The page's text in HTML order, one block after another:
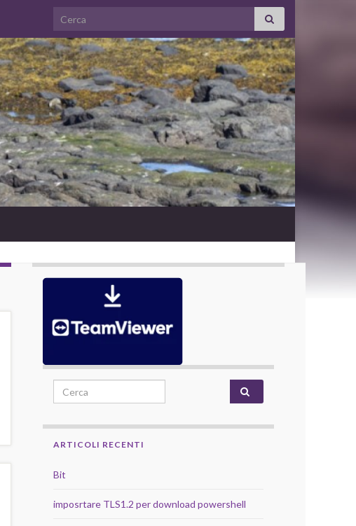
Search for:
Search for:
ARTICOLI RECENTI
Bit
imposrtare TLS1.2 per download powershell